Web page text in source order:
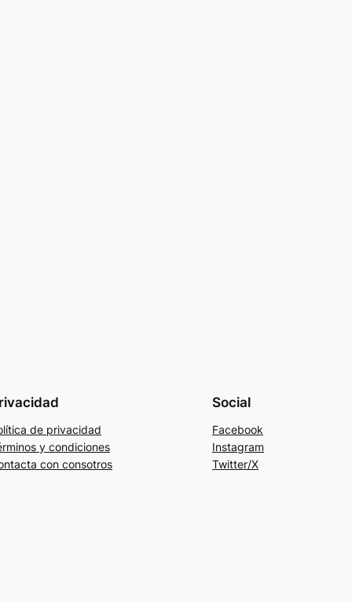
de privacidad
y condiciones
con consotros
Social
Facebook
Instagram
Twitter/X